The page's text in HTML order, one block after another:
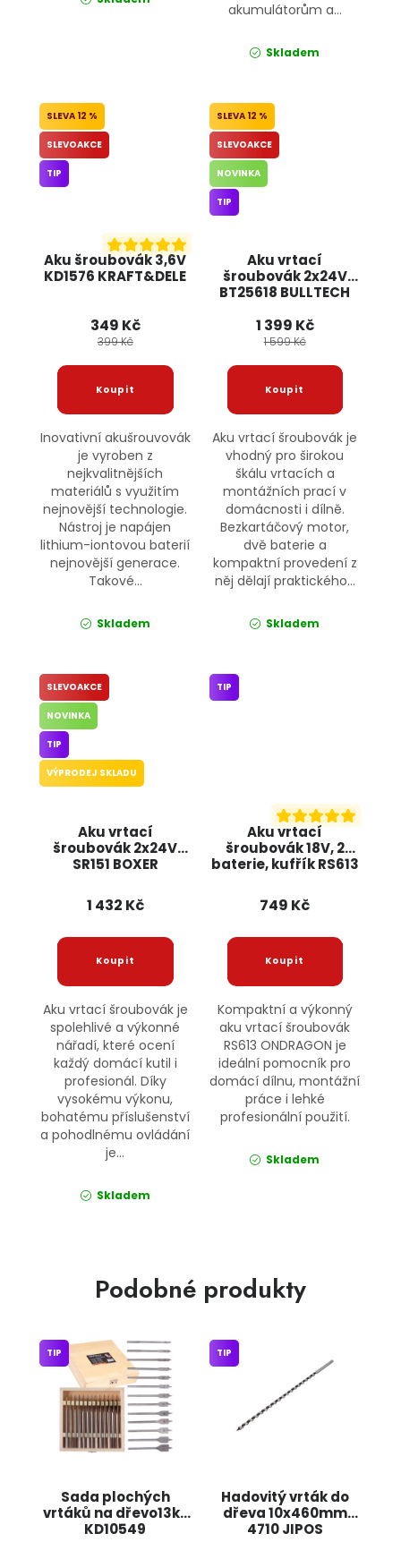
akumulátorům a...
Skladem
Aku šroubovák 3,6V
KD1576 KRAFT&DELE
12 %
SLEVOAKCE
TIP
349 Kč
399 Kč
Inovativní akušrouvovák
je vyroben z
nejkvalitnějších
materiálů s využitím
nejnovější technologie.
Nástroj je napájen
lithium-iontovou baterií
nejnovější generace.
Takové...
Skladem
Aku vrtací
šroubovák 2x24V
BT25618 BULLTECH
12 %
SLEVOAKCE
NOVINKA
TIP
1 399 Kč
1 599 Kč
Aku vrtací šroubovák je
vhodný pro širokou
škálu vrtacích a
montážních prací v
domácnosti i dílně.
Bezkartáčový motor,
dvě baterie a
kompaktní provedení z
něj dělají praktického...
Skladem
Aku vrtací
šroubovák 2x24V
SR151 BOXER
SLEVOAKCE
NOVINKA
TIP
VÝPRODEJ SKLADU
1 432 Kč
Aku vrtací šroubovák je
spolehlivé a výkonné
nářadí, které ocení
každý domácí kutil i
profesionál. Díky
vysokému výkonu,
bohatému příslušenství
a pohodlnému ovládání
je...
Skladem
Aku vrtací
šroubovák 18V, 2
baterie, kufřík RS613
TIP
749 Kč
Kompaktní a výkonný
aku vrtací šroubovák
RS613 ONDRAGON je
ideální pomocník pro
domácí dílnu, montážní
práce i lehké
profesionální použití.
Skladem
Podobné produkty
Sada plochých
vrtáků na dřevo13ks
KD10549
TIP
Hadovitý vrták do
dřeva 10x460mm
4710 JIPOS
TIP